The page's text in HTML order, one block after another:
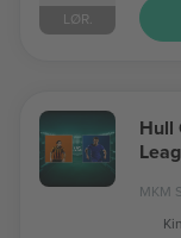
LØR.
Hull
MKM